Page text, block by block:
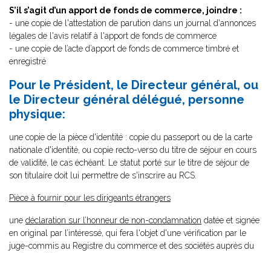
S’il s’agit d’un apport de fonds de commerce, joindre :
- une copie de l'attestation de parution dans un journal d'annonces
légales de l'avis relatif à l'apport de fonds de commerce
- une copie de l’acte d’apport de fonds de commerce timbré et
enregistré
Pour le Président, le Directeur général, ou
le Directeur général délégué, personne
physique:
une copie de la pièce d'identité : copie du passeport ou de la carte
nationale d'identité, ou copie recto-verso du titre de séjour en cours
de validité, le cas échéant. Le statut porté sur le titre de séjour de
son titulaire doit lui permettre de s'inscrire au RCS.
Pièce à fournir pour les dirigeants étrangers
une déclaration sur l’honneur de non-condamnation datée et signée
en original par l’intéressé, qui fera l'objet d'une vérification par le
juge-commis au Registre du commerce et des sociétés auprès du